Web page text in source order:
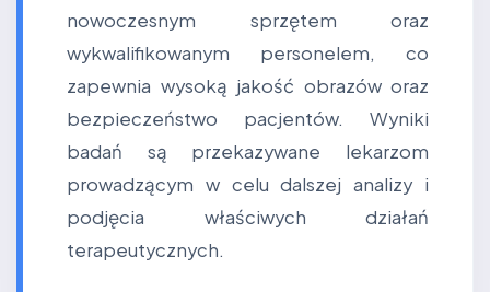
nowoczesnym sprzętem oraz
wykwalifikowanym personelem, co
zapewnia wysoką jakość obrazów oraz
bezpieczeństwo pacjentów. Wyniki
badań są przekazywane lekarzom
prowadzącym w celu dalszej analizy i
podjęcia właściwych działań
terapeutycznych.